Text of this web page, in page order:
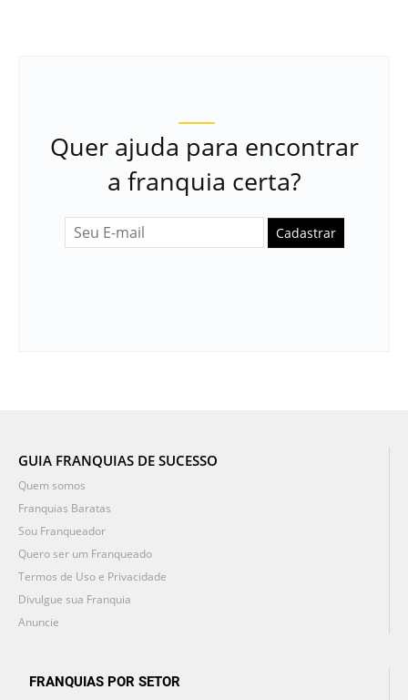
Quer ajuda para encontrar
a franquia certa?
Cadastrar
GUIA FRANQUIAS DE SUCESSO
Quem somos
Franquias Baratas
Sou Franqueador
Quero ser um Franqueado
Termos de Uso e Privacidade
Divulgue sua Franquia
Anuncie
FRANQUIAS POR SETOR